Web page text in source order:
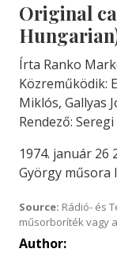
Original
Írta Ranko
Közreműködik:
Miklós, Gallyas
Rendező:
1974. január 26
György műsora
Source: Rádió- és
műsorboríték vagy
Author: